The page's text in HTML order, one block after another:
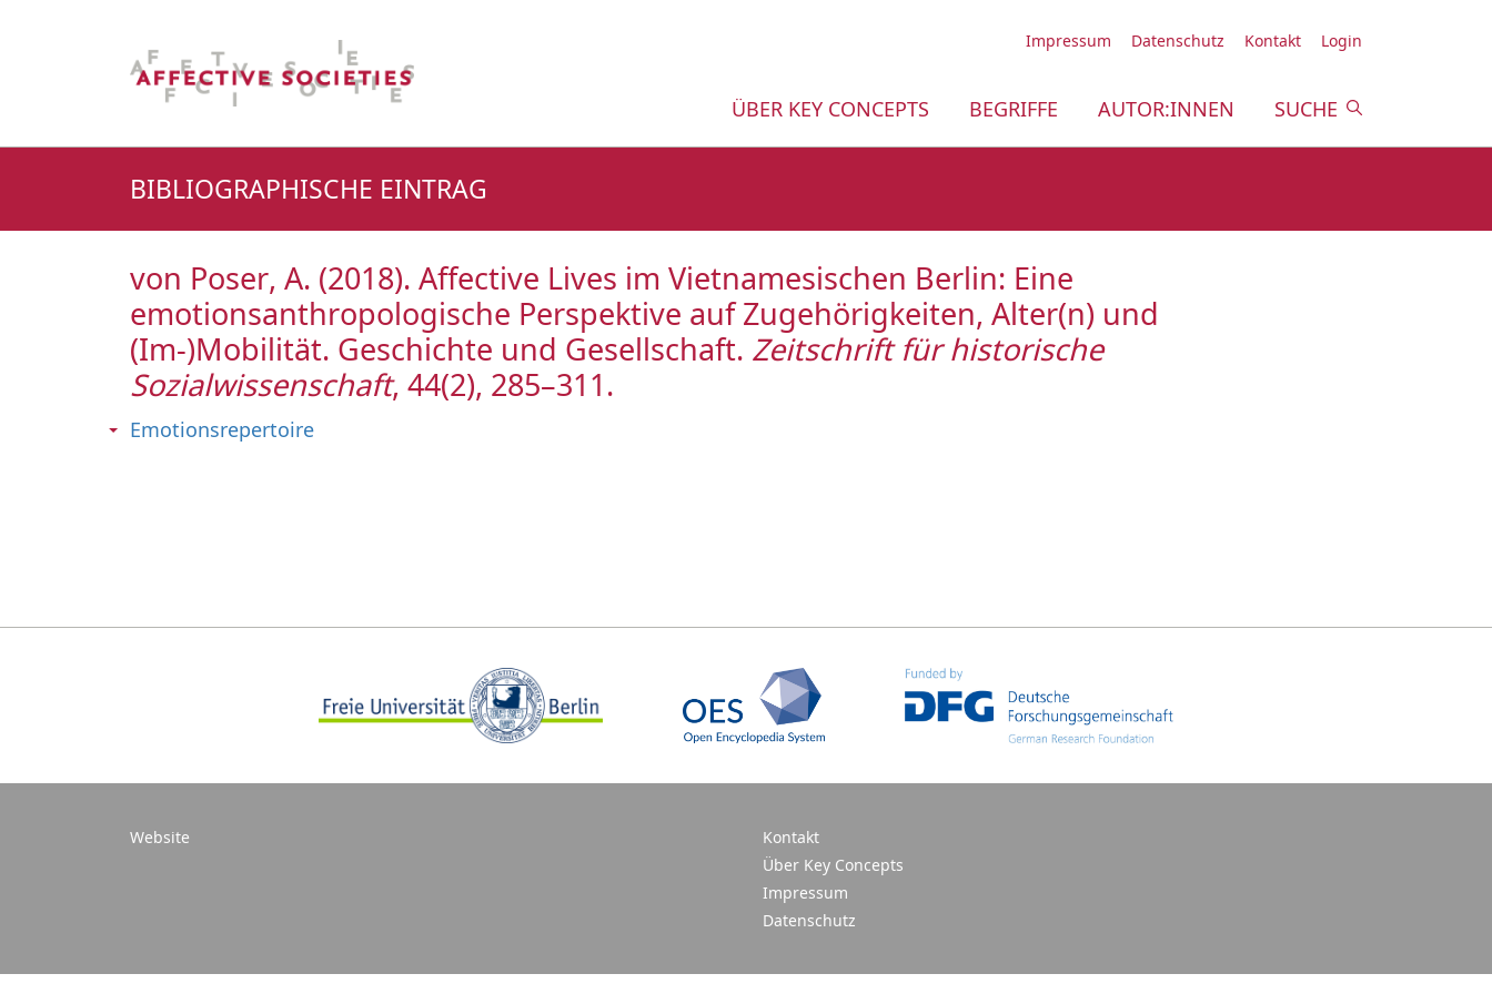
Impressum Datenschutz Kontakt Login
ÜBER KEY CONCEPTS BEGRIFFE AUTOR:INNEN SUCHE
BIBLIOGRAPHISCHE EINTRAG
von Poser, A. (2018). Affective Lives im Vietnamesischen Berlin: Eine
emotionsanthropologische Perspektive auf Zugehörigkeiten, Alter(n) und
(Im-)Mobilität. Geschichte und Gesellschaft. Zeitschrift für historische
Sozialwissenschaft, 44(2), 285–311.
Emotionsrepertoire
Website
Kontakt
Über Key Concepts
Impressum
Datenschutz